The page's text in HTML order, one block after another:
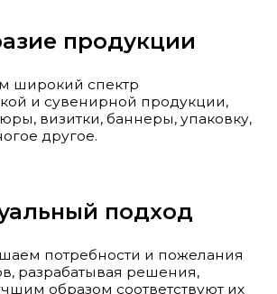
продукции
широкий спектр
и сувенирной продукции,
визитки, баннеры, упаковку,
другое.
подход
потребности и пожелания
разрабатывая решения,
образом соответствуют их